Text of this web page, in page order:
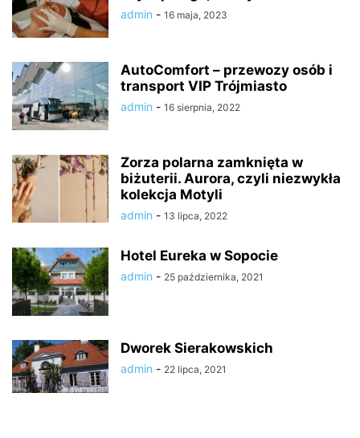
admin - 16 maja, 2023
AutoComfort – przewozy osób i
transport VIP Trójmiasto
admin - 16 sierpnia, 2022
Zorza polarna zamknięta w
biżuterii. Aurora, czyli niezwykła
kolekcja Motyli
admin - 13 lipca, 2022
Hotel Eureka w Sopocie
admin - 25 października, 2021
Dworek Sierakowskich
admin - 22 lipca, 2021